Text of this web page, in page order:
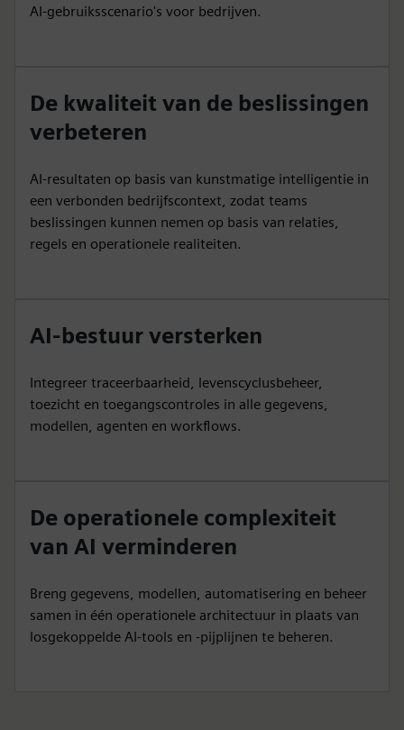
AI-gebruiksscenario's voor bedrijven.
De kwaliteit van de beslissingen
verbeteren
AI-resultaten op basis van kunstmatige intelligentie in
een verbonden bedrijfscontext, zodat teams
beslissingen kunnen nemen op basis van relaties,
regels en operationele realiteiten.
AI-bestuur versterken
Integreer traceerbaarheid, levenscyclusbeheer,
toezicht en toegangscontroles in alle gegevens,
modellen, agenten en workflows.
De operationele complexiteit
van AI verminderen
Breng gegevens, modellen, automatisering en beheer
samen in één operationele architectuur in plaats van
losgekoppelde AI-tools en -pijplijnen te beheren.